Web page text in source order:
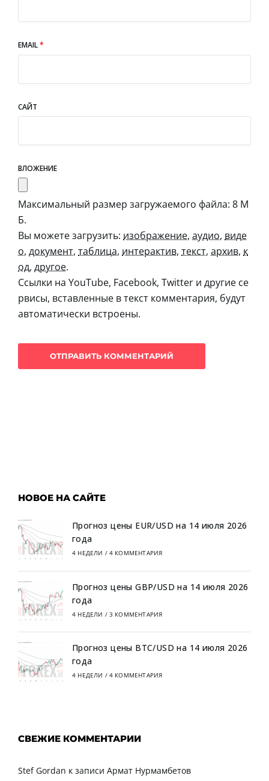
EMAIL*
САЙТ
ВЛОЖЕНИЕ
Максимальный размер загружаемого файла: 8 М
Б.
Вы можете загрузить: изображение, аудио, виде
о, документ, таблица, интерактив, текст, архив, к
од, другое.
Ссылки на YouTube, Facebook, Twitter и другие се
рвисы, вставленные в текст комментария, будут
автоматически встроены.
НОВОЕ НА САЙТЕ
Прогноз цены EUR/USD на 14 июля 2026
года
4 НЕДЕЛИ / 4 КОММЕНТАРИЯ
Прогноз цены GBP/USD на 14 июля 2026
года
4 НЕДЕЛИ / 3 КОММЕНТАРИЯ
Прогноз цены BTC/USD на 14 июля 2026
года
4 НЕДЕЛИ / 4 КОММЕНТАРИЯ
СВЕЖИЕ КОММЕНТАРИИ
Stef Gordan к записи Армат Нурмамбетов